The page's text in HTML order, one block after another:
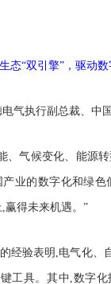
气执行副总裁、中
、气候变化、能源
业的数字化和绿色
,赢得未来机遇。”
经验表明,电气化、
工具。其中,数字